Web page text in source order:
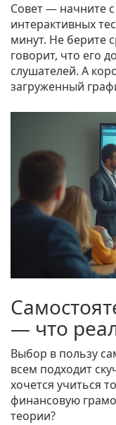
Совет — начните
интерактивных
минут. Не берите
говорит, что его
слушателей. А
загруженный
— что
Выбор в пользу
всем подходит
хочется учиться
финансовую
теории?